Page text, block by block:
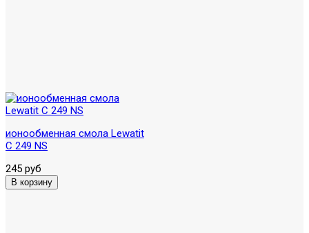
ионообменная смола Lewatit
C 249 NS
245 руб